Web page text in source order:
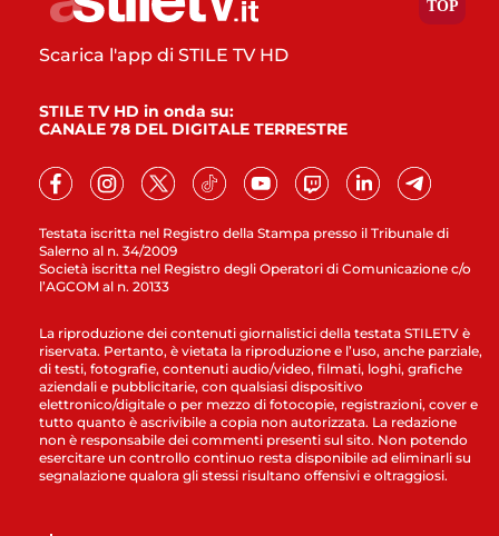
Testata iscritta nel Registro della Stampa presso il Tribunale di
Salerno al n. 34/2009
Società iscritta nel Registro degli Operatori di Comunicazione c/o
l’AGCOM al n. 20133
Scarica l'app di STILE TV HD
STILE TV HD in onda su:
CANALE 78 DEL DIGITALE TERRESTRE
La riproduzione dei contenuti giornalistici della testata STILETV è
riservata. Pertanto, è vietata la riproduzione e l’uso, anche parziale,
di testi, fotografie, contenuti audio/video, filmati, loghi, grafiche
aziendali e pubblicitarie, con qualsiasi dispositivo
elettronico/digitale o per mezzo di fotocopie, registrazioni, cover e
tutto quanto è ascrivibile a copia non autorizzata. La redazione
non è responsabile dei commenti presenti sul sito. Non potendo
esercitare un controllo continuo resta disponibile ad eliminarli su
segnalazione qualora gli stessi risultano offensivi e oltraggiosi.